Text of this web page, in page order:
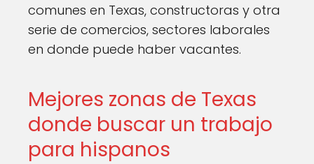
comunes en Texas, constructoras y otra
serie de comercios, sectores laborales
en donde puede haber vacantes.
Mejores zonas de Texas
donde buscar un trabajo
para hispanos